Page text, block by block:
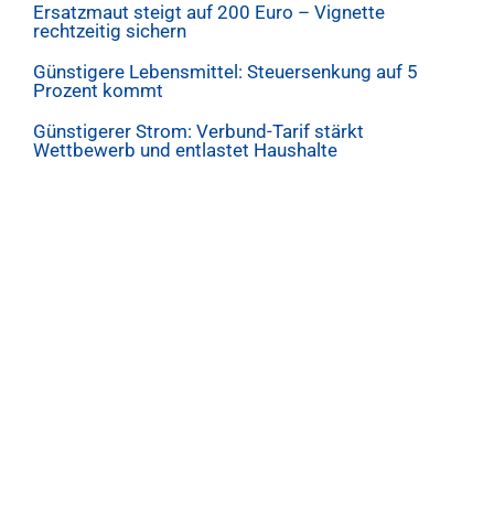
Ersatzmaut steigt auf 200 Euro – Vignette
rechtzeitig sichern
Günstigere Lebensmittel: Steuersenkung auf 5
Prozent kommt
Günstigerer Strom: Verbund-Tarif stärkt
Wettbewerb und entlastet Haushalte